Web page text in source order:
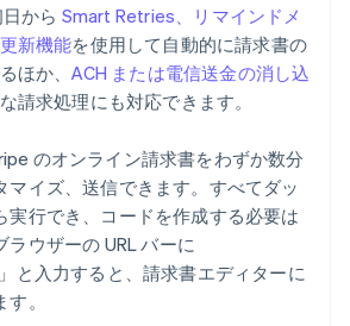
から Smart Retries、リマインドメ
新機能を使用して自動的に請求書の
ほか、ACH または電信送金の消し込
請求処理にも対応できます。
のオンライン請求書をわずか数分
マイズ、送信できます。すべてダッ
実行でき、コードを作成する必要は
ラウザーの URL バーに
と入力すると、請求書エディターに
。